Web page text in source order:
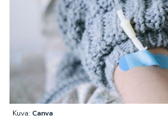
Kuva: Canva